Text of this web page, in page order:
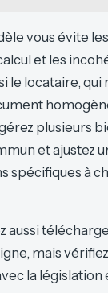
vous évite
et les
le locataire,
plusieurs
et ajustez
spécifiques à
aussi
mais
la législation